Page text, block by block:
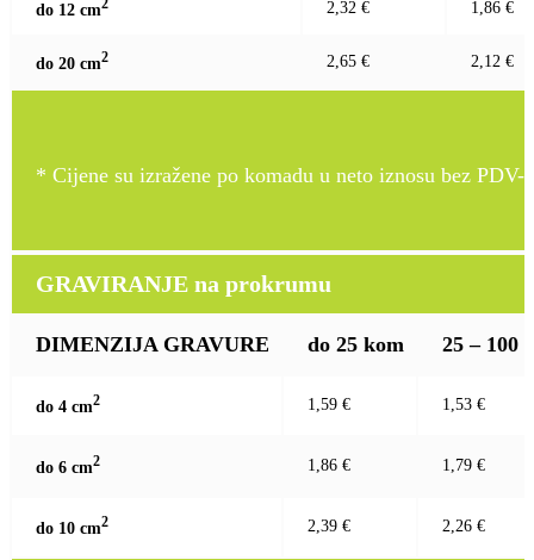
do 12 cm2 2,32 € 1,86 €
do 20 cm2 2,65 € 2,12 €
* Cijene su izražene po komadu u neto iznosu bez PDV-
GRAVIRANJE na prokrumu
DIMENZIJA GRAVURE do 25 kom 25 – 100
do 4 cm2 1,59 € 1,53 €
do 6 cm2 1,86 € 1,79 €
do 10 cm2 2,39 € 2,26 €